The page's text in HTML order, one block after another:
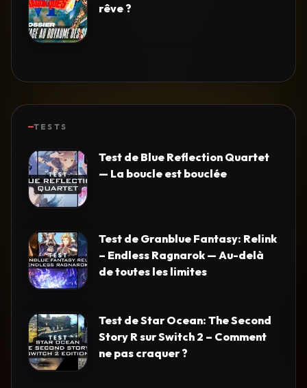
rêve ?
TESTS
Test de Blue Reflection Quartet
— La boucle est bouclée
Test de Granblue Fantasy: Relink
– Endless Ragnarok — Au-delà
de toutes les limites
Test de Star Ocean: The Second
Story R sur Switch 2 – Comment
ne pas craquer ?